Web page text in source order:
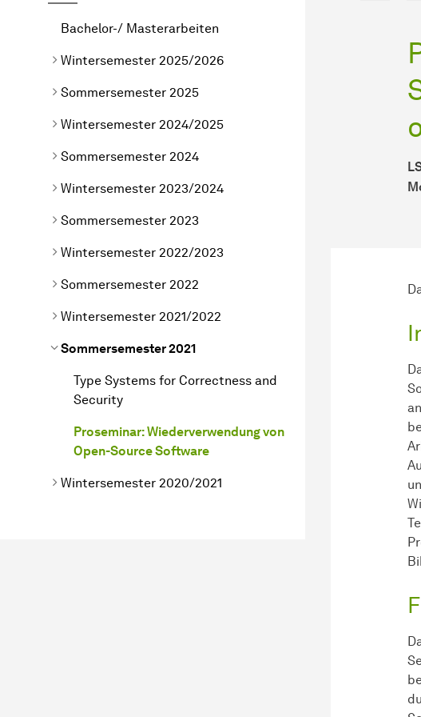
Bachelor-/ Masterarbeiten
Wintersemester 2025/2026
Sommersemester 2025
Wintersemester 2024/2025
Sommersemester 2024
Wintersemester 2023/2024
Sommersemester 2023
Wintersemester 2022/2023
Sommersemester 2022
Wintersemester 2021/2022
Sommersemester 2021
Type Systems for Correctness and
Security
Proseminar: Wiederverwendung von
Open-Source Software
Wintersemester 2020/2021